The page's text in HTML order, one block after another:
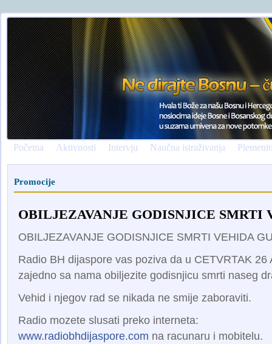
Početna Aktivnosti Intervju Naučna istraživanja
Promocije
OBILJEZAVANJE GODISNJICE SMRTI
OBILJEZAVANJE GODISNJICE SMRTI VEHIDA
Radio BH dijaspore vas poziva da u CETVRTAK 26
zajedno sa nama obiljezite godisnjicu smrti naseg
Vehid i njegov rad se nikada ne smije zaboraviti.
Radio mozete slusati preko interneta:
www.radiobhdijaspore.com na racunaru i mobitelu.